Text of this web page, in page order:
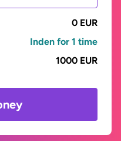
0 EUR
Inden for 1 time
1000 EUR